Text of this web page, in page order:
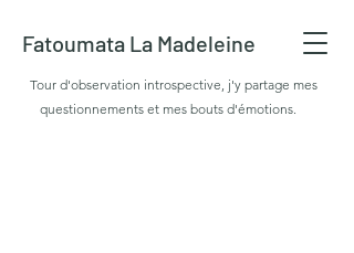
Fatoumata La Madeleine
Tour d'observation introspective, j'y partage mes
questionnements et mes bouts d'émotions.